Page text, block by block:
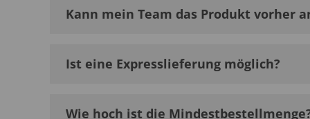
Kann mein Team das Produkt vorher
Ist eine Expresslieferung möglich?
Wie hoch ist die